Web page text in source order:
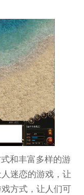
和丰富多样的游
迷恋的游戏，让
方式，让人们可